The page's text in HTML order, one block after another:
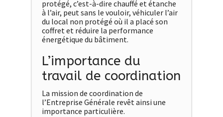
protégé, c’est-à-dire chauffé et étanche
à l’air, peut sans le vouloir, véhiculer l’air
du local non protégé où il a placé son
coffret et réduire la performance
énergétique du bâtiment.
L’importance du
travail de coordination
La mission de coordination de
l’Entreprise Générale revêt ainsi une
importance particulière.